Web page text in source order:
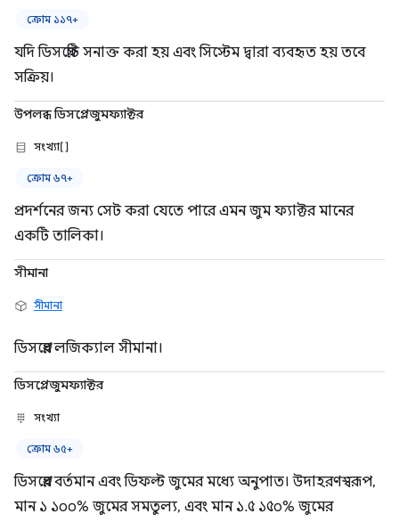
ক্রোম ১১৭+
যদি ডিসপ্লেটি সনাক্ত করা হয় এবং সিস্টেম দ্বারা ব্যবহৃত হয় তবে
সক্রিয়।
উপলব্ধ ডিসপ্লেজুমফ্যাক্টর
সংখ্যা[]
ক্রোম ৬৭+
প্রদর্শনের জন্য সেট করা যেতে পারে এমন জুম ফ্যাক্টর মানের
একটি তালিকা।
সীমানা
সীমানা
ডিসপ্লের লজিক্যাল সীমানা।
ডিসপ্লেজুমফ্যাক্টর
সংখ্যা
ক্রোম ৬৫+
ডিসপ্লের বর্তমান এবং ডিফল্ট জুমের মধ্যে অনুপাত। উদাহরণস্বরূপ,
মান ১ ১০০% জুমের সমতুল্য, এবং মান ১.৫ ১৫০% জুমের